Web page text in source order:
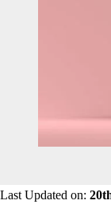
Last Updated on: